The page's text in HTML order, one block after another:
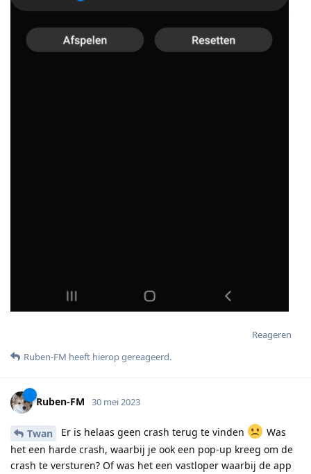
Reageren
Ruben-FM heeft hierop gereageerd.
Ruben-FM 30 mei 2023
Twan Er is helaas geen crash terug te vinden
Was
het een harde crash, waarbij je ook een pop-up kreeg om de
crash te versturen? Of was het een vastloper waarbij de app